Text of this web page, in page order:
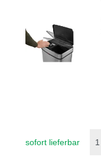
sofort lieferbar